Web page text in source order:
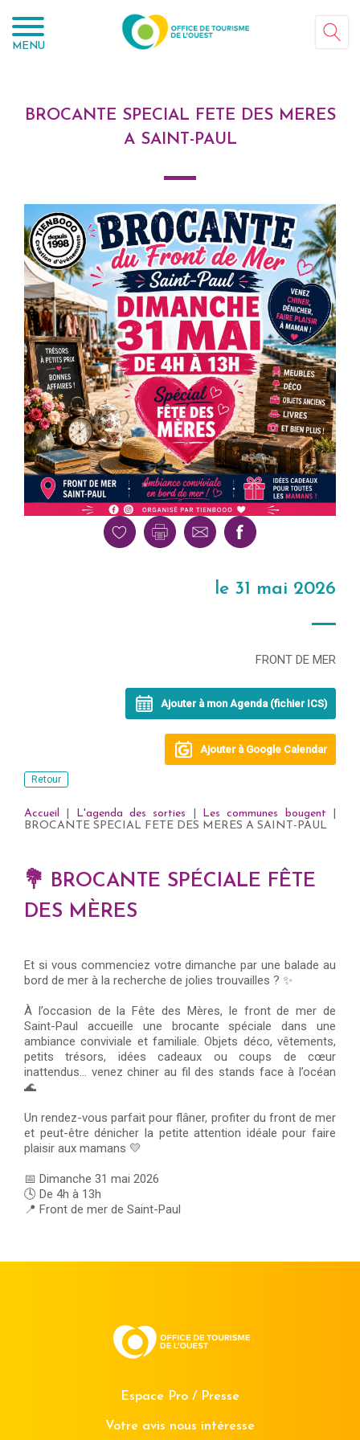
MENU
BROCANTE SPECIAL FETE DES MERES
A SAINT-PAUL
le 31 mai 2026
FRONT DE MER
Ajouter à mon Agenda (fichier ICS)
Ajouter à Google Calendar
Retour
Accueil L'agenda des sorties Les communes bougent
BROCANTE SPECIAL FETE DES MERES A SAINT-PAUL
💐 BROCANTE SPÉCIALE FÊTE
DES MÈRES
Et si vous commenciez votre dimanche par une balade au
bord de mer à la recherche de jolies trouvailles ? ✨
À l’occasion de la Fête des Mères, le front de mer de
Saint-Paul accueille une brocante spéciale dans une
ambiance conviviale et familiale. Objets déco, vêtements,
petits trésors, idées cadeaux ou coups de cœur
inattendus… venez chiner au fil des stands face à l’océan
🌊
Un rendez-vous parfait pour flâner, profiter du front de mer
et peut-être dénicher la petite attention idéale pour faire
plaisir aux mamans 💛
📅 Dimanche 31 mai 2026
🕓 De 4h à 13h
📍 Front de mer de Saint-Paul
Espace Pro / Presse
Votre avis nous intéresse